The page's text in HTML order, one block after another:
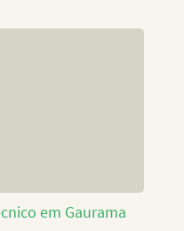
em Gaurama